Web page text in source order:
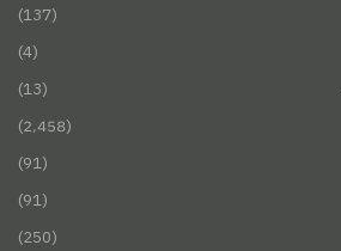
(137)
(4)
(13)
(2٬458)
(91)
(91)
(250)